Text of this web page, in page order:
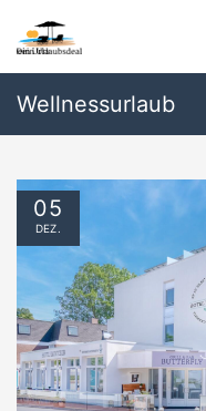
Wellnessurlaub
05
DEZ.